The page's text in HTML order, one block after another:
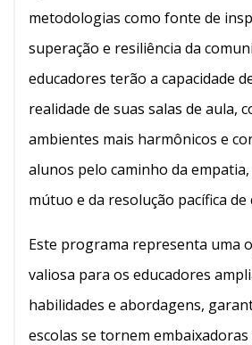
metodologias como fonte de
superação e resiliência da
educadores terão a capacidade
realidade de suas salas de aula,
ambientes mais harmônicos e
alunos pelo caminho da
mútuo e da resolução pacífica de
Este programa representa uma
valiosa para os educadores
habilidades e abordagens,
escolas se tornem embaixadoras